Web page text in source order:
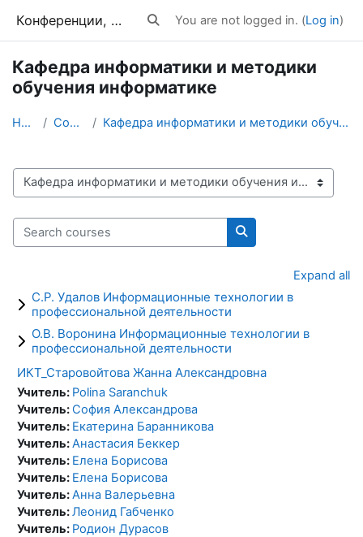
Конференции, тренинги, вебинары Toggle search input
You are not logged in. (Log in)
Кафедра информатики и методики
обучения информатике
Home Courses Кафедра информатики и методики обучения информатике
Course categories
Search courses
Search courses
Expand all
С.Р. Удалов Информационные технологии в
профессиональной деятельности
О.В. Воронина Информационные технологии в
профессиональной деятельности
ИКТ_Старовойтова Жанна Александровна
Учитель: Polina Saranchuk
Учитель:София Александрова
Учитель: Екатерина Баранникова
Учитель:Анастасия Беккер
Учитель: Елена Борисова
Учитель: Елена Борисова
Учитель:Анна Валерьевна
Учитель:Леонид Габченко
Учитель: Родион Дурасов